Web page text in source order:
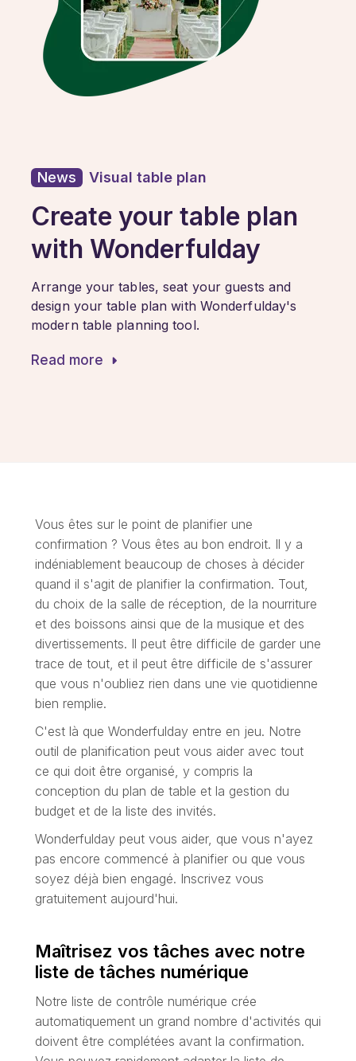
News Visual table plan
Create your table plan
with Wonderfulday
Arrange your tables, seat your guests and
design your table plan with Wonderfulday's
modern table planning tool.
Read more
Vous êtes sur le point de planifier une
confirmation ? Vous êtes au bon endroit. Il y a
indéniablement beaucoup de choses à décider
quand il s'agit de planifier la confirmation. Tout,
du choix de la salle de réception, de la nourriture
et des boissons ainsi que de la musique et des
divertissements. Il peut être difficile de garder une
trace de tout, et il peut être difficile de s'assurer
que vous n'oubliez rien dans une vie quotidienne
bien remplie.
C'est là que Wonderfulday entre en jeu. Notre
outil de planification peut vous aider avec tout
ce qui doit être organisé, y compris la
conception du plan de table et la gestion du
budget et de la liste des invités.
Wonderfulday peut vous aider, que vous n'ayez
pas encore commencé à planifier ou que vous
soyez déjà bien engagé. Inscrivez vous
gratuitement aujourd'hui.
Maîtrisez vos tâches avec notre
liste de tâches numérique
Notre liste de contrôle numérique crée
automatiquement un grand nombre d'activités qui
doivent être complétées avant la confirmation.